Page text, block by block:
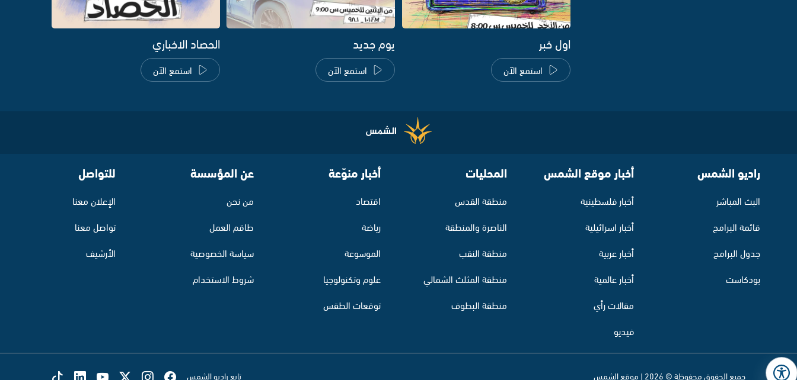
اول خبر
استمع الآن
يوم جديد
استمع الآن
الحصاد الاخباري
استمع الآن
راديو الشمس
البث المباشر
قائمة البرامج
جدول البرامج
بودكاست
أخبار موقع الشمس
أخبار فلسطينية
أخبار اسرائيلية
أخبار عربية
أخبار عالمية
مقالات رأي
فيديو
المحليات
منطقة القدس
الناصرة والمنطقة
منطقة النقب
منطقة المثلث الشمالي
منطقة البطوف
أخبار منوّعة
اقتصاد
رياضة
الموسوعة
علوم وتكنولوجيا
توقعات الطقس
عن المؤسسة
من نحن
طاقم العمل
سياسة الخصوصية
شروط الاستخدام
للتواصل
الإعلان معنا
تواصل معنا
الأرشيف
جميع الحقوق محفوظة © 2026 | موقع الشمس تابع راديو الشمس